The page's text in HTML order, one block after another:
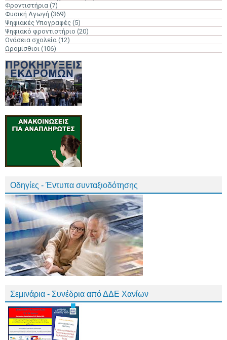
Φροντιστήρια (7)
Φυσική Αγωγή (369)
Ψηφιακές Υπογραφές (5)
Ψηφιακό φροντιστήριο (20)
Ωνάσεια σχολεία (12)
Ωρομίσθιοι (106)
Οδηγίες - Έντυπα συνταξιοδότησης
Σεμινάρια - Συνέδρια από ΔΔΕ Χανίων